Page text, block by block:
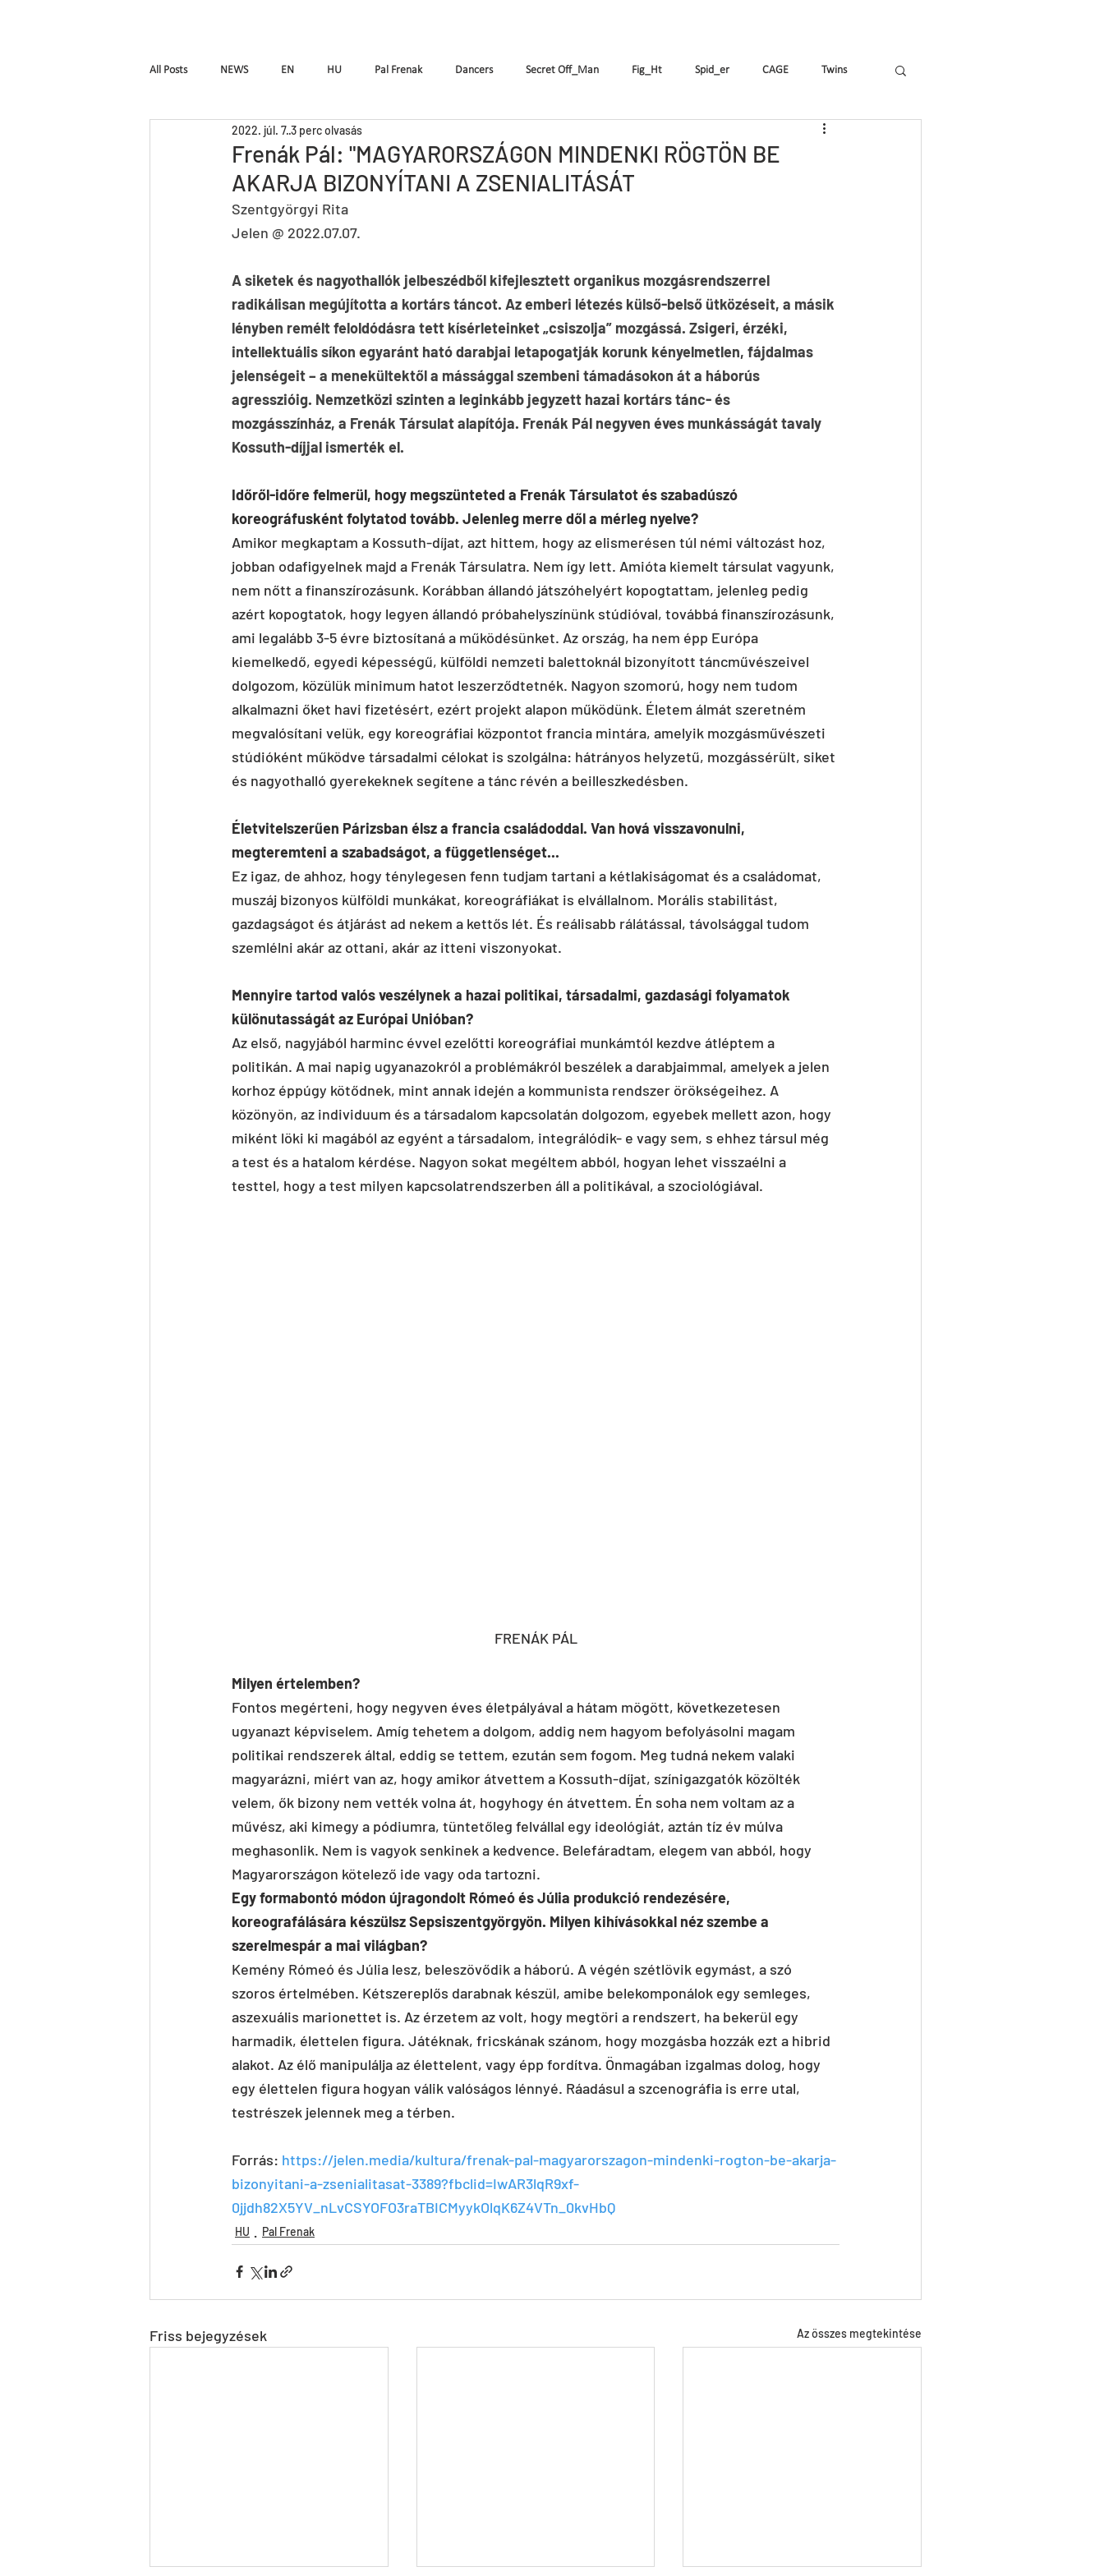
All Posts NEWS EN HU Pal Frenak Dancers Secret Off_Man Fig_Ht Spid_er CAGE Twins
Hymen Seven
Frenák Pál: "MAGYARORSZÁGON MINDENKI RÖGTÖN BE
AKARJA BIZONYÍTANI A ZSENIALITÁSÁT
2022. júl. 7.3 perc olvasás
Szentgyörgyi Rita
Jelen @ 2022.07.07.
A siketek és nagyothallók jelbeszédből kifejlesztett organikus mozgásrendszerrel
radikálisan megújította a kortárs táncot. Az emberi létezés külső-belső ütközéseit, a másik
lényben remélt feloldódásra tett kísérleteinket „csiszolja” mozgássá. Zsigeri, érzéki,
intellektuális síkon egyaránt ható darabjai letapogatják korunk kényelmetlen, fájdalmas
jelenségeit – a menekültektől a mássággal szembeni támadásokon át a háborús
agresszióig. Nemzetközi szinten a leginkább jegyzett hazai kortárs tánc- és
mozgásszínház, a Frenák Társulat alapítója. Frenák Pál negyven éves munkásságát tavaly
Kossuth-díjjal ismerték el.
Időről-időre felmerül, hogy megszünteted a Frenák Társulatot és szabadúszó
koreográfusként folytatod tovább. Jelenleg merre dől a mérleg nyelve?
Amikor megkaptam a Kossuth-díjat, azt hittem, hogy az elismerésen túl némi változást hoz,
jobban odafigyelnek majd a Frenák Társulatra. Nem így lett. Amióta kiemelt társulat vagyunk,
nem nőtt a finanszírozásunk. Korábban állandó játszóhelyért kopogtattam, jelenleg pedig
azért kopogtatok, hogy legyen állandó próbahelyszínünk stúdióval, továbbá finanszírozásunk,
ami legalább 3-5 évre biztosítaná a működésünket. Az ország, ha nem épp Európa
kiemelkedő, egyedi képességű, külföldi nemzeti balettoknál bizonyított táncművészeivel
dolgozom, közülük minimum hatot leszerződtetnék. Nagyon szomorú, hogy nem tudom
alkalmazni őket havi fizetésért, ezért projekt alapon működünk. Életem álmát szeretném
megvalósítani velük, egy koreográfiai központot francia mintára, amelyik mozgásművészeti
stúdióként működve társadalmi célokat is szolgálna: hátrányos helyzetű, mozgássérült, siket
és nagyothalló gyerekeknek segítene a tánc révén a beilleszkedésben.
Életvitelszerűen Párizsban élsz a francia családoddal. Van hová visszavonulni,
megteremteni a szabadságot, a függetlenséget...
Ez igaz, de ahhoz, hogy ténylegesen fenn tudjam tartani a kétlakiságomat és a családomat,
muszáj bizonyos külföldi munkákat, koreográfiákat is elvállalnom. Morális stabilitást,
gazdagságot és átjárást ad nekem a kettős lét. És reálisabb rálátással, távolsággal tudom
szemlélni akár az ottani, akár az itteni viszonyokat.
Mennyire tartod valós veszélynek a hazai politikai, társadalmi, gazdasági folyamatok
különutasságát az Európai Unióban?
Az első, nagyjából harminc évvel ezelőtti koreográfiai munkámtól kezdve átléptem a
politikán. A mai napig ugyanazokról a problémákról beszélek a darabjaimmal, amelyek a jelen
korhoz éppúgy kötődnek, mint annak idején a kommunista rendszer örökségeihez. A
közönyön, az individuum és a társadalom kapcsolatán dolgozom, egyebek mellett azon, hogy
miként löki ki magából az egyént a társadalom, integrálódik- e vagy sem, s ehhez társul még
a test és a hatalom kérdése. Nagyon sokat megéltem abból, hogyan lehet visszaélni a
testtel, hogy a test milyen kapcsolatrendszerben áll a politikával, a szociológiával.
FRENÁK PÁL
Milyen értelemben?
Fontos megérteni, hogy negyven éves életpályával a hátam mögött, következetesen
ugyanazt képviselem. Amíg tehetem a dolgom, addig nem hagyom befolyásolni magam
politikai rendszerek által, eddig se tettem, ezután sem fogom. Meg tudná nekem valaki
magyarázni, miért van az, hogy amikor átvettem a ­Kossuth-díjat, színigazgatók közölték
velem, ők bizony nem vették volna át, hogyhogy én átvettem. Én soha nem voltam az a
művész, aki kimegy a pódiumra, tüntetőleg felvállal egy ideológiát, aztán tíz év múlva
meghasonlik. Nem is vagyok senkinek a kedvence. Belefáradtam, elegem van abból, hogy
Magyarországon kötelező ide vagy oda tartozni.
Egy formabontó módon újragondolt Rómeó és Júlia produkció rendezésére,
koreografálására készülsz Sepsiszentgyörgyön. Milyen kihívásokkal néz szembe a
szerelmespár a mai világban?
Kemény Rómeó és Júlia lesz, beleszövődik a háború. A végén szétlövik egymást, a szó
szoros értelmében. Kétszereplős darabnak készül, amibe belekomponálok egy semleges,
aszexuális marionettet is. Az érzetem az volt, hogy megtöri a rendszert, ha bekerül egy
harmadik, élettelen figura. Játéknak, fricskának szánom, hogy mozgásba hozzák ezt a hibrid
alakot. Az élő manipulálja az élettelent, vagy épp fordítva. Önmagában izgalmas dolog, hogy
egy élettelen figura hogyan válik valóságos lénnyé. Ráadásul a szcenográfia is erre utal,
testrészek jelennek meg a térben.
Forrás: https://jelen.media/kultura/frenak-pal-magyarorszagon-mindenki-rogton-be-akarja-
bizonyitani-a-zsenialitasat-3389?fbclid=IwAR3lqR9xf-
0jjdh82X5YV_nLvCSYOFO3raTBICMyykOlqK6Z4VTn_0kvHbQ
HU Pal Frenak
Friss bejegyzések Az összes megtekintése